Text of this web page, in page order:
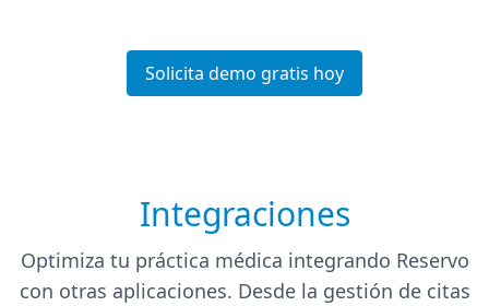
Solicita demo gratis hoy
Integraciones
Optimiza tu práctica médica integrando Reservo
con otras aplicaciones. Desde la gestión de citas